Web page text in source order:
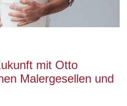
mit Otto
Malergesellen und